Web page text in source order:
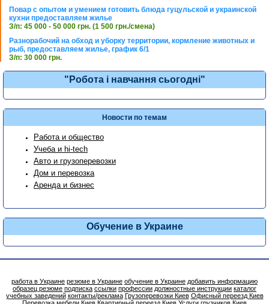
Повар с опытом и умением готовить блюда гуцульской и украинской
кухни предоставляем жилье
З/п: 45 000 - 50 000 грн. (1 500 грн./смена)
Разнорабочий на обход и уборку территории, кормление животных и
рыб, предоставляем жилье, график 6/1
З/п: 30 000 грн.
"Робота і навчання сьогодні"
Новости по темам
Работа и общество
Учеба и hi-tech
Авто и грузоперевозки
Дом и перевозка
Аренда и бизнес
Обучение в Украине
работа в Украине резюме в Украине обучение в Украине добавить информацию
образец резюме подписка ссылки профессии должностные инструкции каталог
учебных заведений контакты/реклама Грузоперевозки Киев Офисный переезд Киев